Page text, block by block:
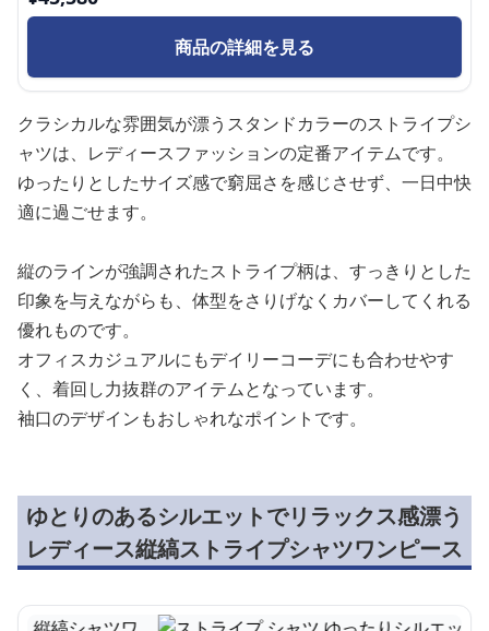
商品の詳細を見る
クラシカルな雰囲気が漂うスタンドカラーのストライプシ
ャツは、レディースファッションの定番アイテムです。
ゆったりとしたサイズ感で窮屈さを感じさせず、一日中快
適に過ごせます。
縦のラインが強調されたストライプ柄は、すっきりとした
印象を与えながらも、体型をさりげなくカバーしてくれる
優れものです。
オフィスカジュアルにもデイリーコーデにも合わせやす
く、着回し力抜群のアイテムとなっています。
袖口のデザインもおしゃれなポイントです。
ゆとりのあるシルエットでリラックス感漂う
レディース縦縞ストライプシャツワンピース